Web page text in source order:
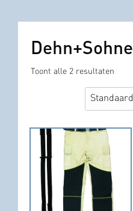
Dehn+Sohne
Toont alle 2 resultaten